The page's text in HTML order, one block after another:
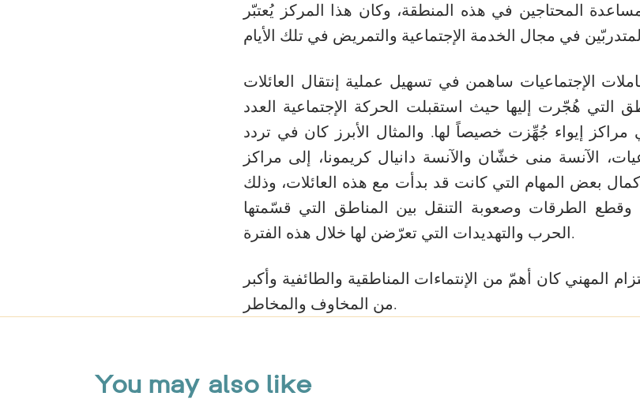
المحتاجين في هذه المنطقة، وكان هذا المركز يُعتبّر
الإجتماعيات ساهمن في تسهيل عملية إنتقال العائلات
التي هُجّرت إليها حيث استقبلت الحركة الإجتماعية العدد
مراكز إيواء جُهِّزت خصيصاً لها. والمثال الأبرز كان في تردد
الآنسة منى خشّان والآنسة دانيال كريمونا، إلى مراكز
بعض المهام التي كانت قد بدأت مع هذه العائلات، وذلك
وقطع الطرقات وصعوبة التنقل بين المناطق التي قسّمتها
الحرب والتهديدات التي تعرّضن لها خلال هذه الفترة.
المهني كان أهمّ من الإنتماءات المناطقية والطائفية وأكبر
من المخاوف والمخاطر.
You may also like